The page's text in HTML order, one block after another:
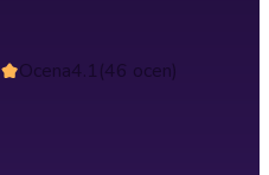
Ocena4.1(46 ocen)